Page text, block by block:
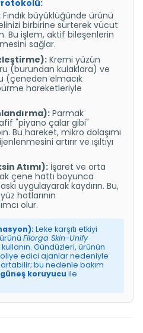
Fındık büyüklüğünde ürünü
birbirine sürterek vücut
Bu işlem, aktif bileşenlerin
sağlar.
Kremi yüzün
(burundan kulaklara) ve
(çeneden elmacık
hareketleriyle
Parmak
"piyano çalar gibi"
Bu hareket, mikro dolaşımı
artırır ve ışıltıyı
Atımı): İşaret ve orta
çene hattı boyunca
uygulayarak kaydırın. Bu,
hatlarının
olur.
Leke karşıtı etkiyi
Filorga Skin-Unify
Gündüzleri, ürünün
edici ajanlar nedeniyle
bu nedenle bakım
güneş koruyucu ile